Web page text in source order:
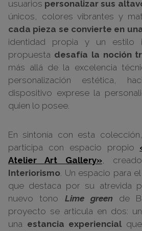
usuarios personalizar sus
únicos, colores vibrantes y
cada pieza se convierte en
identidad propia y un estilo
propuesta desafía la noción
más allá de la excelencia
personalización estética,
dispositivo exprese la
quien lo posee.
En sintonía con esta colección,
participa con espacio propio
Atelier Art Gallery»,
Interiorismo. Un espacio para
que destaca por su atrevida
nuevo tono Lime green de
proyecto se articula en dos:
una estancia experiencialque